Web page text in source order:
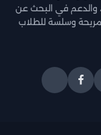
والدعم في البحث عن
وسلسة للطلاب